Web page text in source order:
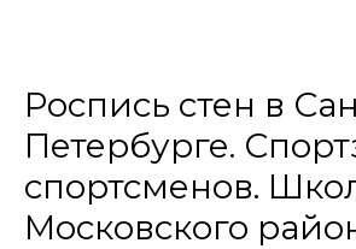
Роспись стен в
Петербурге.
спортсменов.
Московского